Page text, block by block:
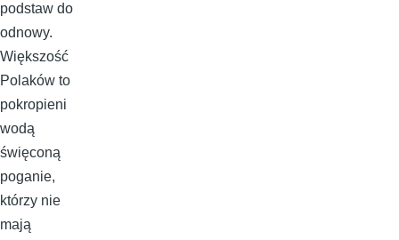
podstaw do
odnowy.
Większość
Polaków to
pokropieni
wodą
święconą
poganie,
którzy nie
mają